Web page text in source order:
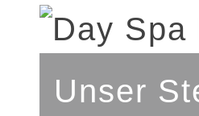
Unser